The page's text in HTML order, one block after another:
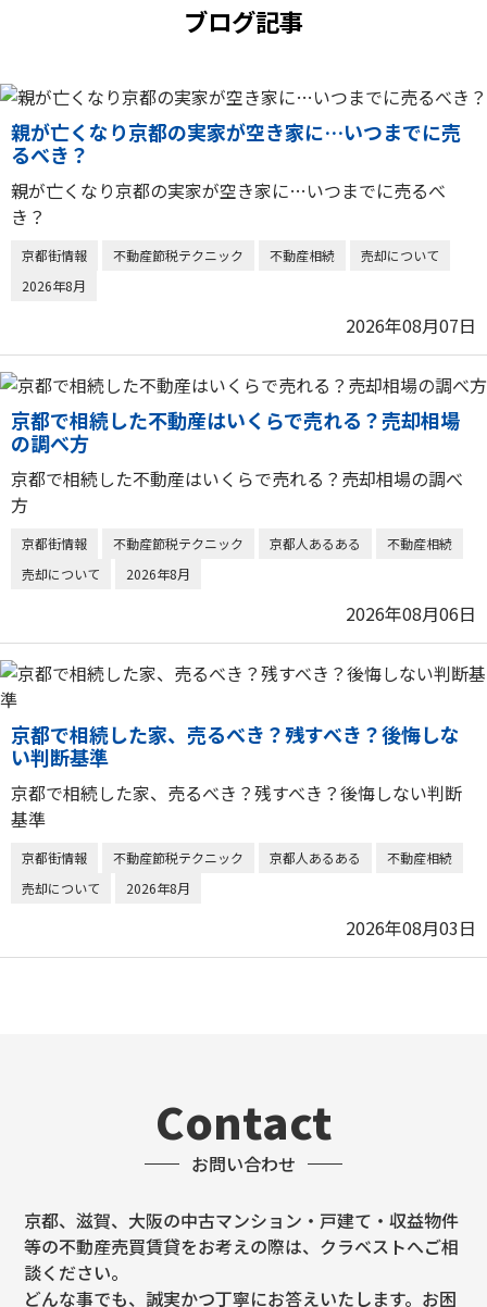
ブログ記事
親が亡くなり京都の実家が空き家に…いつまでに売
るべき？
親が亡くなり京都の実家が空き家に…いつまでに売るべ
き？
京都街情報 不動産節税テクニック 不動産相続
売却について
2026年8月
2026年08月07日
京都で相続した不動産はいくらで売れる？売却相場
の調べ方
京都で相続した不動産はいくらで売れる？売却相場の調べ
方
京都街情報 不動産節税テクニック 京都人あるある
不動産相続
売却について
2026年8月
2026年08月06日
京都で相続した家、売るべき？残すべき？後悔しな
い判断基準
京都で相続した家、売るべき？残すべき？後悔しない判断
基準
京都街情報 不動産節税テクニック 京都人あるある
不動産相続
売却について
2026年8月
2026年08月03日
Contact
お問い合わせ
京都、滋賀、大阪の中古マンション・戸建て・収益物件
等の不動産売買賃貸をお考えの際は、クラベストへご相
談ください。
どんな事でも、誠実かつ丁寧にお答えいたします。お困